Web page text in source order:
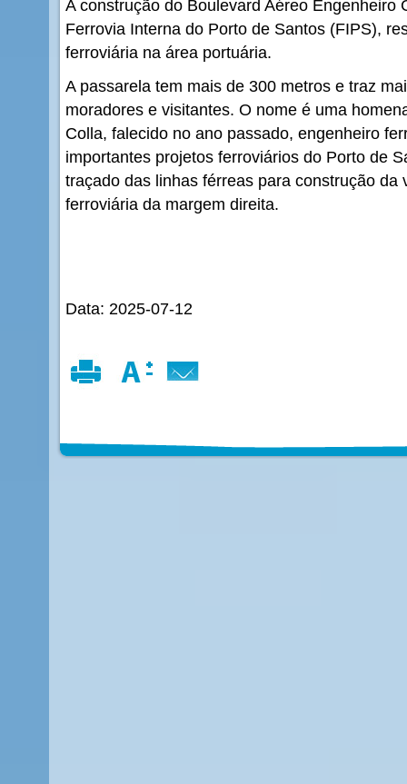
A construção do Boulevard Aéreo Engenheiro
Ferrovia Interna do Porto de Santos (FIPS),
ferroviária na área portuária.
A passarela tem mais de 300 metros e traz
moradores e visitantes. O nome é uma
Colla, falecido no ano passado, engenheiro
importantes projetos ferroviários do Porto de
traçado das linhas férreas para construção da
ferroviária da margem direita.
Data: 2025-07-12